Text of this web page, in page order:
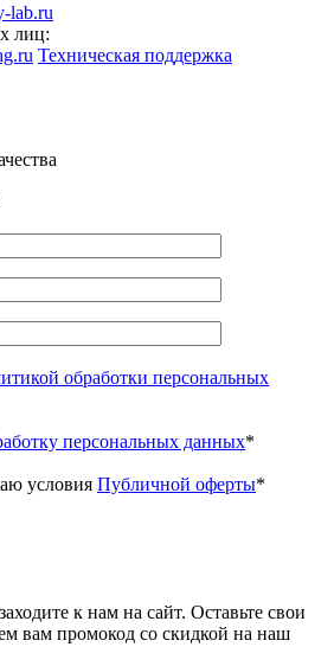
lab.ru
лиц:
Техническая поддержка
обработки персональных
персональных данных*
условия Публичной оферты*
к нам на сайт. Оставьте свои
вам промокод со скидкой на наш